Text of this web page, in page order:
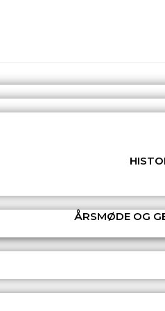
ÅRSMØDE OG